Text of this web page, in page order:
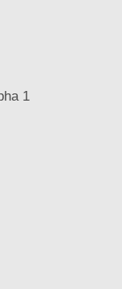
1